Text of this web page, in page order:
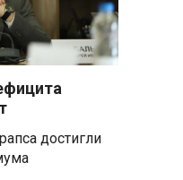
достигли